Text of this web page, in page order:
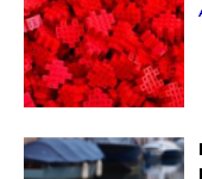
Statut /
J'accepte les
Nom